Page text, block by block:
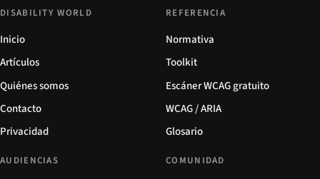
DISABILITY WORLD
Inicio
Artículos
Quiénes somos
Contacto
Privacidad
REFERENCIA
Normativa
Toolkit
Escáner WCAG gratuito
WCAG / ARIA
Glosario
AUDIENCIAS COMUNIDAD